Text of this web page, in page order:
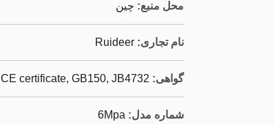
محل منبع: چین
نام تجاری: Ruideer
گواهی: CE certificate, GB150, JB4732
شماره مدل: 6Mpa